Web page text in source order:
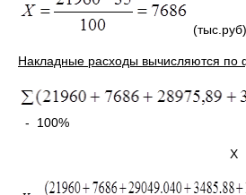
(тыс.руб)
Накладные расходы вычисляются по
- 100%
X - 14